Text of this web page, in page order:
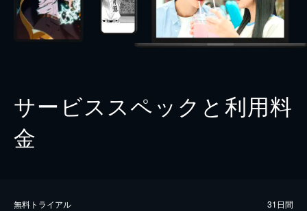
サービススペックと利用料
金
無料トライアル 31日間